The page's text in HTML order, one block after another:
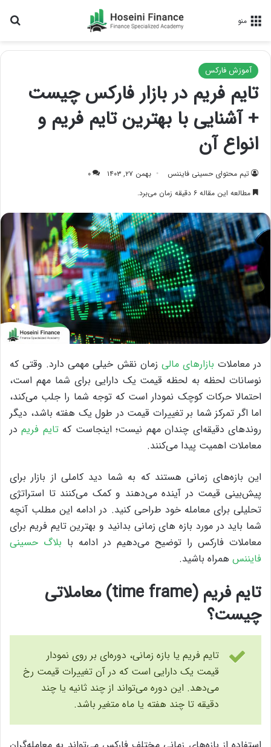
منو
آموزش فارکس
تایم فریم در بازار فارکس چیست
+ آشنایی با بهترین تایم فریم و
انواع آن
تیم محتوای حسینی‌ فایننس بهمن ۲۷, ۱۴۰۳
۰
مطالعه این مقاله ۶ دقیقه زمان می‌برد.
در معاملات بازارهای مالی زمان نقش خیلی مهمی دارد. وقتی که
نوسانات لحظه به لحظه قیمت یک دارایی برای شما مهم است،
احتمالا حرکات کوچک نمودار است که توجه شما را جلب می‌کند،
اما اگر تمرکز شما بر تغییرات قیمت در طول یک هفته باشد، دیگر
روندهای دقیقه‌ای چندان مهم نیست؛ اینجاست کهتایم فریمدر
معاملات اهمیت پیدا می‌کنند.
این بازه‌های زمانی هستند که به شما دید کاملی از بازار برای
پیش‌بینی قیمت در آینده می‌دهند و کمک می‌کنند تا استراتژی
تحلیلی برای معامله خود طراحی کنید. در ادامه این مطلب آنچه
شما باید در مورد بازه های زمانی بدانید و بهترین تایم فریم برای
معاملات فارکس را توضیح می‌دهیم در ادامه با بلاگ حسینی
فایننس همراه باشید.
تایم فریم (time frame) معاملاتی
چیست؟
تایم فریم یا بازه زمانی، دوره‌ای بر روی نمودار
قیمت یک دارایی است که در آن تغییرات قیمت رخ
می‌دهد. این دوره می‌تواند از چند ثانیه یا چند
دقیقه تا چند هفته یا ماه متغیر باشد.